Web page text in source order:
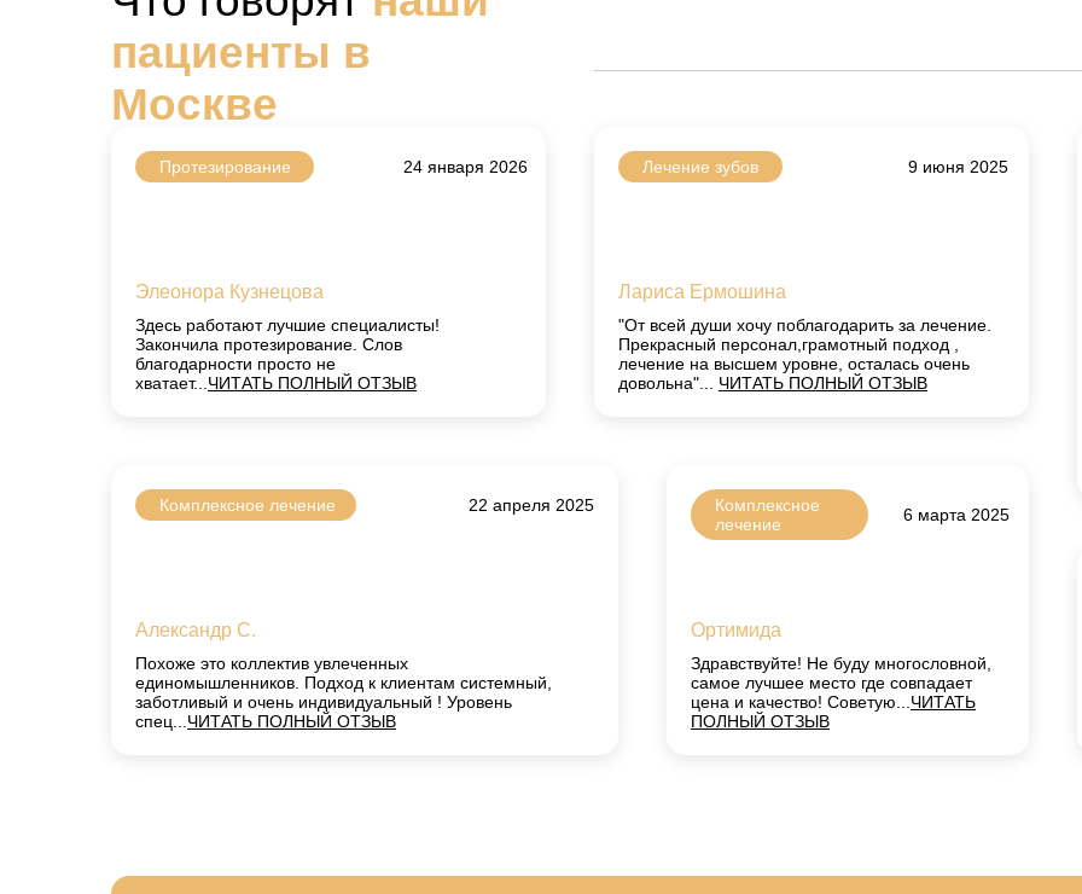
"От всей души хочу поблагодарить за лечение.
Прекрасный персонал,грамотный подход ,
лечение на высшем уровне, осталась очень
довольна"... ЧИТАТЬ ПОЛНЫЙ ОТЗЫВ
Лариса Ермошина
9 июня 2025
Лечение зубов
Здравствуйте! Не буду многословной,
самое лучшее место где совпадает
цена и качество! Советую... ЧИТАТЬ
ПОЛНЫЙ ОТЗЫВ
Ортимида
6 марта 2025
Комплексное
лечение
Похоже это коллектив увлеченных
единомышленников. Подход к клиентам системный,
заботливый и очень индивидуальный ! Уровень
спец... ЧИТАТЬ ПОЛНЫЙ ОТЗЫВ
Александр С.
22 апреля 2025
Комплексное лечение
пациенты в
Москве
Здесь работают лучшие специалисты!
Закончила протезирование. Слов
благодарности просто не
хватает... ЧИТАТЬ ПОЛНЫЙ ОТЗЫВ
Элеонора Кузнецова
24 января 2026
Протезирование